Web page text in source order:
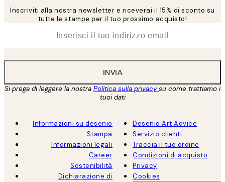
Inscriviti alla nostra newsletter e riceverai il 15% di sconto su
tutte le stampe per il tuo prossimo acquisto!
INVIA
Si prega di leggere la nostra Politica sulla privacysu come trattiamo i
tuoi dati
Informazioni su desenio
Stampa
Informazioni legali
Career
Sostenibilità
Dichiarazione di
Desenio Art Advice
Servizio clienti
Traccia il tuo ordine
Condizioni di acquisto
Privacy
Cookies